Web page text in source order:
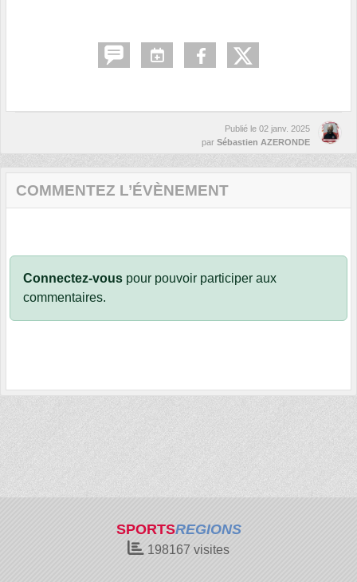
Publié le 02 janv. 2025
par Sébastien AZERONDE
COMMENTEZ L’ÉVÈNEMENT
Connectez-vous pour pouvoir participer aux
commentaires.
SPORTSREGIONS
198167 visites